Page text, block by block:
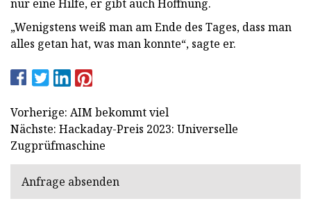
nur eine Hilfe, er gibt auch Hoffnung.
„Wenigstens weiß man am Ende des Tages, dass man
alles getan hat, was man konnte“, sagte er.
Vorherige: AIM bekommt viel
Nächste: Hackaday-Preis 2023: Universelle
Zugprüfmaschine
Anfrage absenden